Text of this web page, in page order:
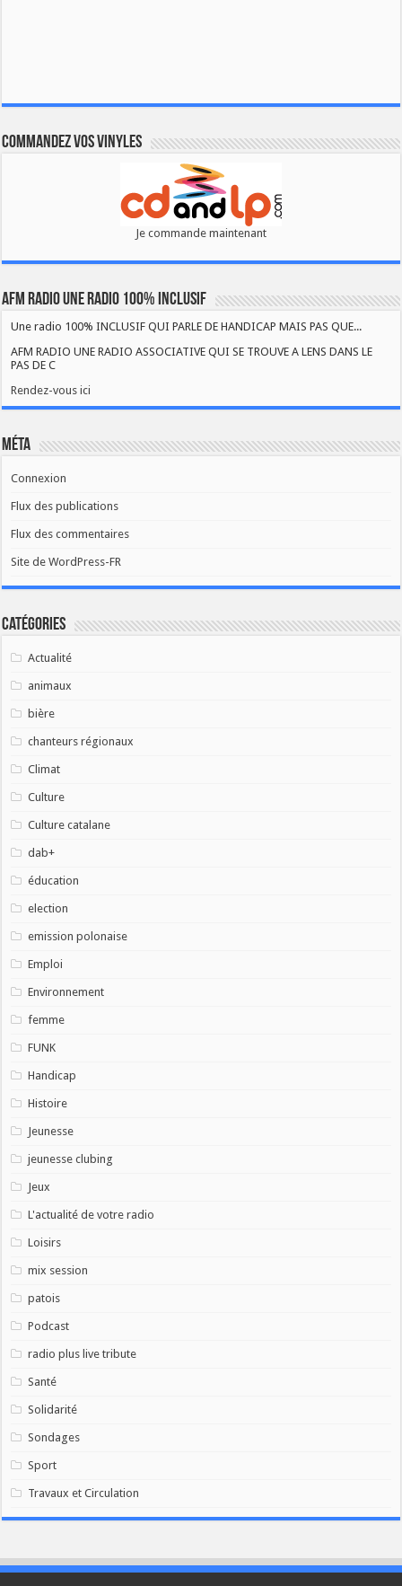
Commandez vos vinyles
Je commande maintenant
AFM RADIO UNE RADIO 100% INCLUSIF
Une radio 100% INCLUSIF QUI PARLE DE HANDICAP MAIS PAS QUE...
AFM RADIO UNE RADIO ASSOCIATIVE QUI SE TROUVE A LENS DANS LE
PAS DE C
Rendez-vous ici
Méta
Connexion
Flux des publications
Flux des commentaires
Site de WordPress-FR
Catégories
Actualité
animaux
bière
chanteurs régionaux
Climat
Culture
Culture catalane
dab+
éducation
election
emission polonaise
Emploi
Environnement
femme
FUNK
Handicap
Histoire
Jeunesse
jeunesse clubing
Jeux
L'actualité de votre radio
Loisirs
mix session
patois
Podcast
radio plus live tribute
Santé
Solidarité
Sondages
Sport
Travaux et Circulation